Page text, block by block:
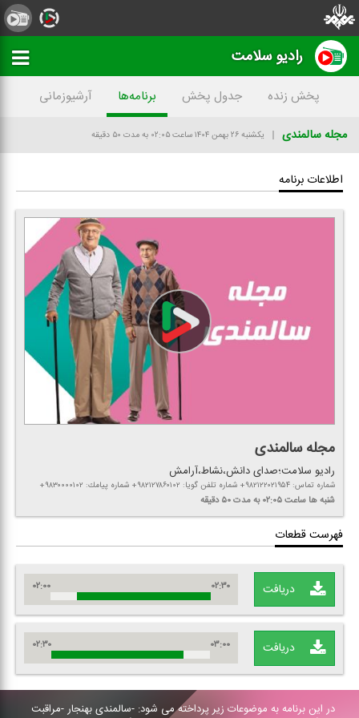
رادیو سلامت
پخش زنده جدول پخش برنامه‌ها
آرشیوزمانی
مجله سالمندی
یکشنبه ۲۶ بهمن ۱۴۰۴ ساعت ۰۲:۰۵ به مدت ۵۰ دقیقه
اطلاعات برنامه
مجله سالمندی
رادیو سلامت؛صدای دانش،نشاط،آرامش
شماره تماس: ۹۸۲۱۲۲۰۲۱۹۵۴+ شماره تلفن گویا: ۹۸۲۱۲۷۸۶۰۱۰۲+ شماره پیامك: ۹۸۳۰۰۰۰۱۰۲+
شنبه ها ساعت ۰۲:۰۵ به مدت ۵۰ دقیقه
فهرست قطعات
دریافت ۰۲:۰۰ ۰۲:۳۰
دریافت ۰۲:۳۰ ۰۳:۰۰
در این برنامه به موضوعات زیر پرداخته می شود: -سالمندی بهنجار -مراقبت